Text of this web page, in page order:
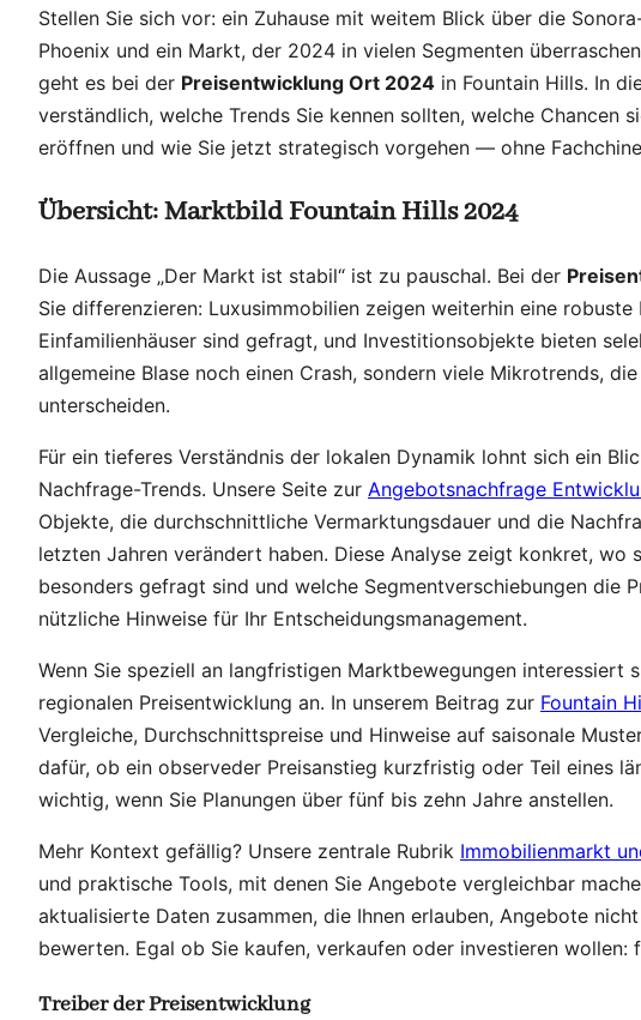
Stellen Sie sich vor: ein Zuhause mit weitem Blick über die
Phoenix und ein Markt, der 2024 in vielen Segmenten
geht es bei der Preisentwicklung Ort 2024 in Fountain Hills. In
verständlich, welche Trends Sie kennen sollten, welche Chancen
eröffnen und wie Sie jetzt strategisch vorgehen — ohne
Übersicht: Marktbild Fountain Hills 2024
Die Aussage „Der Markt ist stabil“ ist zu pauschal. Bei der
Sie differenzieren: Luxusimmobilien zeigen weiterhin eine
Einfamilienhäuser sind gefragt, und Investitionsobjekte bieten
allgemeine Blase noch einen Crash, sondern viele Mikrotrends,
unterscheiden.
Für ein tieferes Verständnis der lokalen Dynamik lohnt sich ein
Nachfrage-Trends. Unsere Seite zur Angebotsnachfrage
Objekte, die durchschnittliche Vermarktungsdauer und die
letzten Jahren verändert haben. Diese Analyse zeigt konkret, wo
besonders gefragt sind und welche Segmentverschiebungen die
nützliche Hinweise für Ihr Entscheidungsmanagement.
Wenn Sie speziell an langfristigen Marktbewegungen interessiert
regionalen Preisentwicklung an. In unserem Beitrag zur Fountain
Vergleiche, Durchschnittspreise und Hinweise auf saisonale
dafür, ob ein observeder Preisanstieg kurzfristig oder Teil eines
wichtig, wenn Sie Planungen über fünf bis zehn Jahre anstellen.
Mehr Kontext gefällig? Unsere zentrale Rubrik Immobilienmarkt
und praktische Tools, mit denen Sie Angebote vergleichbar
aktualisierte Daten zusammen, die Ihnen erlauben, Angebote
bewerten. Egal ob Sie kaufen, verkaufen oder investieren
Treiber der Preisentwicklung